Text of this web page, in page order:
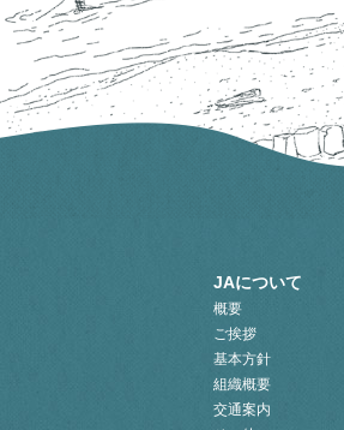
JAについて
概要
ご挨拶
基本方針
組織概要
交通案内